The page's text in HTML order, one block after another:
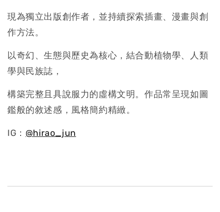
現為獨立出版創作者，並持續探索插畫、漫畫與創
作方法。
以奇幻、生態與歷史為核心，結合動植物學、人類
學與民族誌，
構築完整且具說服力的虛構文明。作品常呈現如圖
鑑般的敘述感，風格簡約精緻。
IG： @hirao_jun